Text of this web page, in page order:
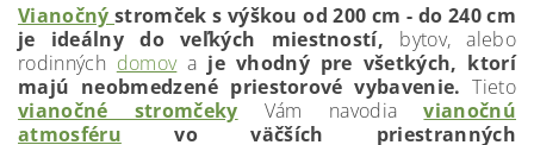
Vianočnýstromček s výškou od 200 cm - do 240 cm
je ideálny do veľkých miestností, bytov, alebo
rodinných domova je vhodný pre všetkých, ktorí
majú neobmedzené priestorové vybavenie. Tieto
vianočné stromčeky Vám navodiavianočnú
atmosféru vo väčších priestranných